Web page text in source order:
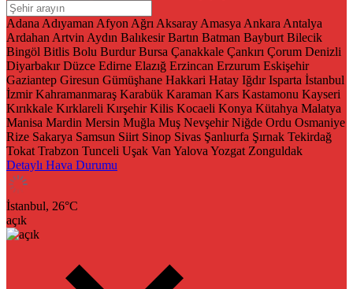
Adana Adıyaman Afyon Ağrı Aksaray Amasya Ankara Antalya
Ardahan Artvin Aydın Balıkesir Bartın Batman Bayburt Bilecik
Bingöl Bitlis Bolu Burdur Bursa Çanakkale Çankırı Çorum Denizli
Diyarbakır Düzce Edirne Elazığ Erzincan Erzurum Eskişehir
Gaziantep Giresun Gümüşhane Hakkari Hatay Iğdır Isparta İstanbul
İzmir Kahramanmaraş Karabük Karaman Kars Kastamonu Kayseri
Kırıkkale Kırklareli Kırşehir Kilis Kocaeli Konya Kütahya Malatya
Manisa Mardin Mersin Muğla Muş Nevşehir Niğde Ordu Osmaniye
Rize Sakarya Samsun Siirt Sinop Sivas Şanlıurfa Şırnak Tekirdağ
Tokat Trabzon Tunceli Uşak Van Yalova Yozgat Zonguldak
Detaylı Hava Durumu
İstanbul, 26°C
açık